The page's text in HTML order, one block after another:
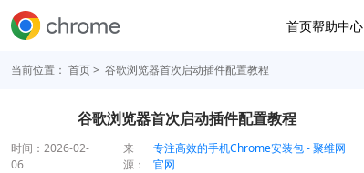
首页帮助中心
当前位置： 首页> 谷歌浏览器首次启动插件配置教程
谷歌浏览器首次启动插件配置教程
时间：2026-02-
06
来
源：
专注高效的手机Chrome安装包 - 聚维网
官网